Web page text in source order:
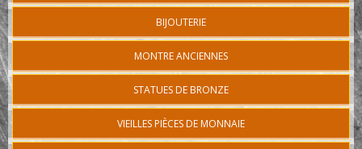
BIJOUTERIE
MONTRE ANCIENNES
STATUES DE BRONZE
VIEILLES PIÈCES DE MONNAIE